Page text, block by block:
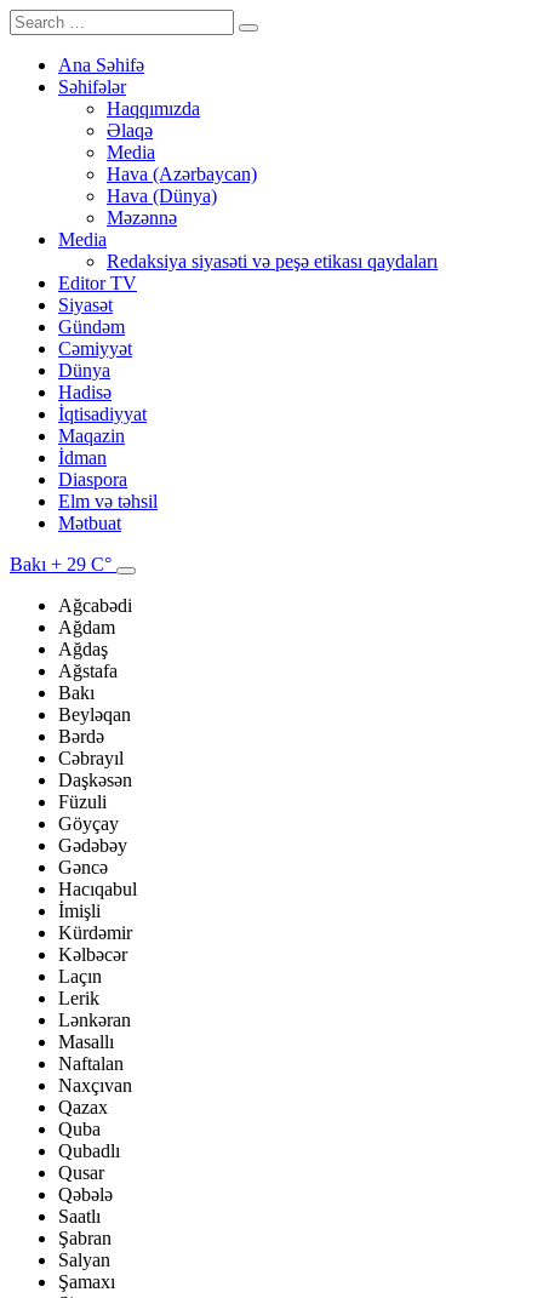
Ana Səhifə
Səhifələr
Haqqımızda
Əlaqə
Media
Hava (Azərbaycan)
Hava (Dünya)
Məzənnə
Media
Redaksiya siyasəti və peşə etikası qaydaları
Editor TV
Siyasət
Gündəm
Cəmiyyət
Dünya
Hadisə
İqtisadiyyat
Maqazin
İdman
Diaspora
Elm və təhsil
Mətbuat
Bakı + 29 C°
Ağcabədi
Ağdam
Ağdaş
Ağstafa
Bakı
Beyləqan
Bərdə
Cəbrayıl
Daşkəsən
Füzuli
Göyçay
Gədəbəy
Gəncə
Hacıqabul
İmişli
Kürdəmir
Kəlbəcər
Laçın
Lerik
Lənkəran
Masallı
Naftalan
Naxçıvan
Qazax
Quba
Qubadlı
Qusar
Qəbələ
Saatlı
Şabran
Salyan
Şamaxı